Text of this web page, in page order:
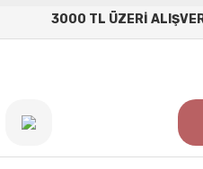
3000 TL ÜZERİ